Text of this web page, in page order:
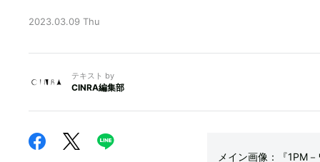
2023.03.09 Thu
テキスト by
CINRA編集部
メイン画像：『1PM